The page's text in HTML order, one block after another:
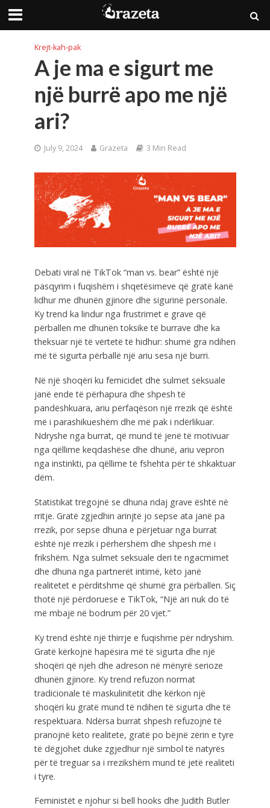
Krejt-kah-pak
A je ma e sigurt me
një burrë apo me një
ari?
July 9, 2024 Grazeta 3 Min Read
Debati viral në TikTok “man vs. bear” është një
pasqyrim i fuqishëm i shqetësimeve që gratë kanë
lidhur me dhunën gjinore dhe sigurinë personale.
Ky trend ka lindur nga frustrimet e grave që
përballen me dhunën toksike të burrave dhe ka
theksuar një të vërtetë të hidhur: shumë gra ndihen
më të sigurta përballë një ariu sesa një burri.
Në një shoqëri ku femicidet dhe sulmet seksuale
janë ende të përhapura dhe shpesh të
pandëshkuara, ariu përfaqëson një rrezik që është
më i parashikueshëm dhe më pak i ndërlikuar.
Ndryshe nga burrat, që mund të jenë të motivuar
nga qëllime keqdashëse dhe dhunë, ariu vepron
nga instinkti, pa qëllime të fshehta për të shkaktuar
dëm.
Statistikat tregojnë se dhuna ndaj grave është në
rritje. Gratë zgjedhin arinjtë jo sepse ata janë pa
rrezik, por sepse dhuna e përjetuar nga burrat
është një rrezik i përhershëm dhe shpesh më i
frikshëm. Nga sulmet seksuale deri te ngacmimet
dhe dhuna nga partnerët intimë, këto janë
realitetet e përditshme që shumë gra përballen. Siç
thotë një përdoruese e TikTok, “Një ari nuk do të
më mbajë në bodrum për 20 vjet.”
Ky trend është një thirrje e fuqishme për ndryshim.
Gratë kërkojnë hapësira më të sigurta dhe një
shoqëri që njeh dhe adreson në mënyrë serioze
dhunën gjinore. Ky trend refuzon normat
tradicionale të maskulinitetit dhe kërkon një
shoqëri ku gratë mund të ndihen të sigurta dhe të
respektuara. Ndërsa burrat shpesh refuzojnë të
pranojnë këto realitete, gratë po bëjnë zërin e tyre
të dëgjohet duke zgjedhur një simbol të natyrës
për të treguar sa i rrezikshëm mund të jetë realiteti
i tyre.
Feministët e njohur si bell hooks dhe Judith Butler